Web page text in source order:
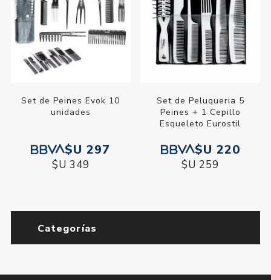
Set de Peines Evok 10
unidades
$U 297
$U 349
Set de Peluqueria 5
Peines + 1 Cepillo
Esqueleto Eurostil
$U 220
$U 259
Categorías